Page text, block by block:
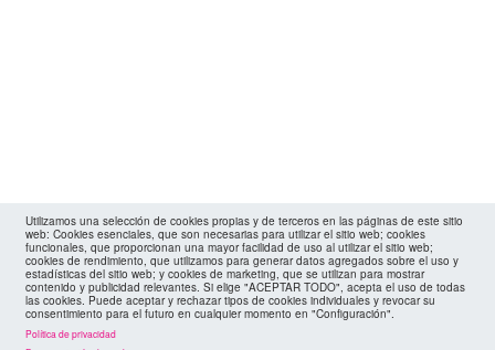
Utilizamos una selección de cookies propias y de terceros en las páginas de este sitio
web: Cookies esenciales, que son necesarias para utilizar el sitio web; cookies
funcionales, que proporcionan una mayor facilidad de uso al utilizar el sitio web;
cookies de rendimiento, que utilizamos para generar datos agregados sobre el uso y
estadísticas del sitio web; y cookies de marketing, que se utilizan para mostrar
contenido y publicidad relevantes. Si elige "ACEPTAR TODO", acepta el uso de todas
las cookies. Puede aceptar y rechazar tipos de cookies individuales y revocar su
consentimiento para el futuro en cualquier momento en "Configuración".
Política de privacidad